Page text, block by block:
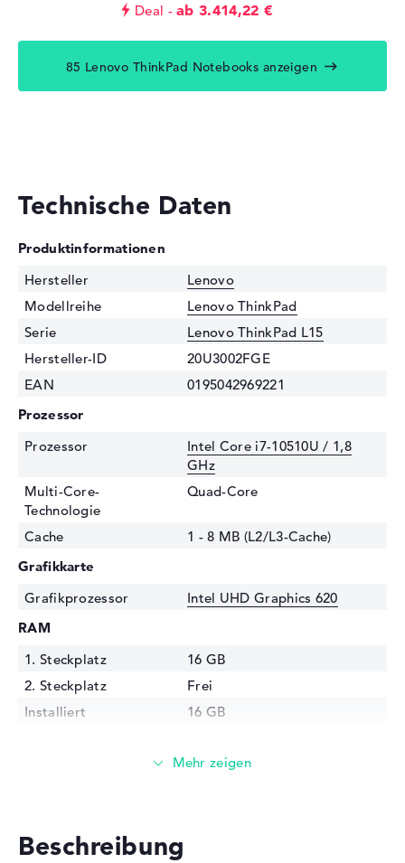
Deal ab 3.414,22 €
85 Lenovo ThinkPad Notebooks anzeigen
Technische Daten
Produktinformationen
Hersteller
Lenovo
Modellreihe
Lenovo ThinkPad
Serie
Lenovo ThinkPad L15
Hersteller-ID
20U3002FGE
EAN
0195042969221
Prozessor
Prozessor
Intel Core i7-10510U / 1,8
GHz
Multi-Core-
Technologie
Quad-Core
Cache
1 - 8 MB (L2/L3-Cache)
Grafikkarte
Grafikprozessor
Intel UHD Graphics 620
RAM
1. Steckplatz
16 GB
2. Steckplatz
Frei
Installiert
16 GB
2666 MHz
Schnittstelle
Beschreibung